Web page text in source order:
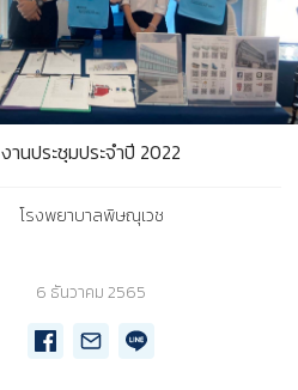
งานประชุมประจำปี 2022
โรงพยาบาลพิษณุเวช
6 ธันวาคม 2565